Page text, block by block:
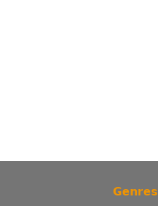
Genres